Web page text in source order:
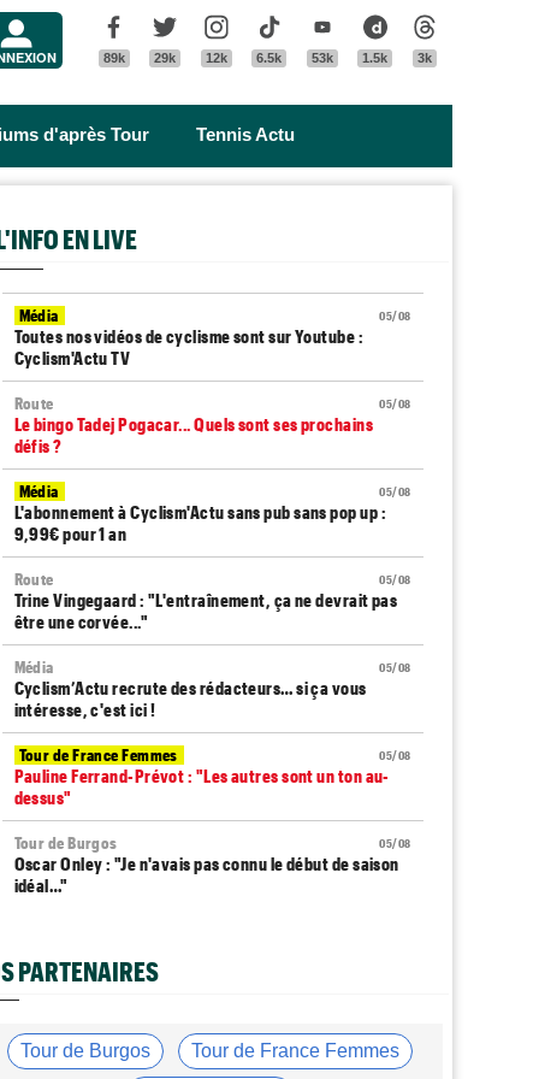
Facebook
89k
Twitter
29k
Instagram
12k
Tik Tok
6.5k
Youtube
53k
Dailymotion
1.5k 3k
d'après Tour Tennis Actu
EN LIVE
05/08
Média
Toutes nos vidéos de cyclisme sont sur Youtube :
Cyclism'Actu TV
05/08
Route
Le bingo Tadej Pogacar... Quels sont ses prochains
défis ?
05/08
Média
L'abonnement à Cyclism'Actu sans pub sans pop up :
9,99€ pour 1 an
05/08
Route
Trine Vingegaard : "L'entraînement, ça ne devrait pas
être une corvée..."
05/08
Média
Cyclism’Actu recrute des rédacteurs… si ça vous
intéresse, c'est ici !
05/08
Tour de France Femmes
Pauline Ferrand-Prévot : "Les autres sont un ton au-
dessus"
05/08
Tour de Burgos
Oscar Onley : "Je n'avais pas connu le début de saison
idéal…"
déclassé
Julius Johansen remporte le prologue, doublé UAE Team
Emirates
PARTENAIRES
Tour de Burgos Tour de France Femmes